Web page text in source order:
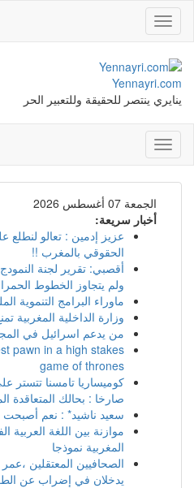
Toggle
navigation
Yennayri.com
ينايري ينتصر للحقيقة وللتعبير الحر
Toggle
navigation
الجمعة 07 أغسطس 2026
أخبار سريعة:
عزيز إدمين : تعالو لنطلع على
الحقوقي بالمغرب !!
أقصبي: تقرير لجنة النمودج
ولم يتجاوز الخطوط الحمراء
ماوراء البرامج التنموية
وزارة الداخلية المغربية
من يدعم اسرائيل في
pawn in a high stakes
game of thrones
كوميساريا تامسنا تتستر
صارخا : بحالك المتعاقدة
سعيد ناشيد* : نعم أصبحت
موازنة بين اللغة العربية
المغربية نموذجا
الصحافيين المعتقلين ،عمر
يدخلان في إضراب عن